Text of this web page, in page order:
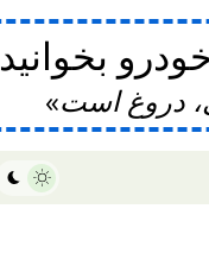
بخوانید
دروغ است